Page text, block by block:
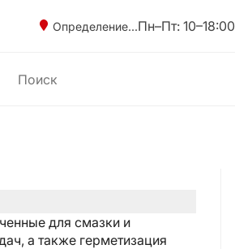
Определение...Пн–Пт: 10–18:00
для смазки и
а также герметизация